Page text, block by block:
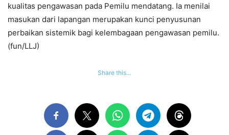
kualitas pengawasan pada Pemilu mendatang. Ia menilai
masukan dari lapangan merupakan kunci penyusunan
perbaikan sistemik bagi kelembagaan pengawasan pemilu.
(fun/LLJ)
Share this…